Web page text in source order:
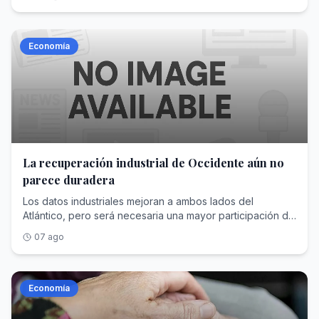
Economía
La recuperación industrial de Occidente aún no
parece duradera
Los datos industriales mejoran a ambos lados del
Atlántico, pero será necesaria una mayor participación de
07 ago
Economía